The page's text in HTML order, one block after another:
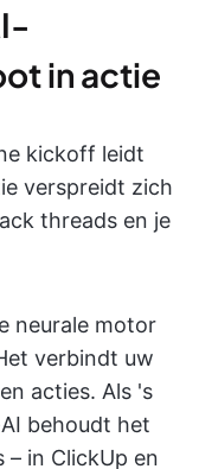
in actie
kickoff leidt
verspreidt zich
threads en je
neurale motor
verbindt uw
acties. Als 's
behoudt het
in ClickUp en